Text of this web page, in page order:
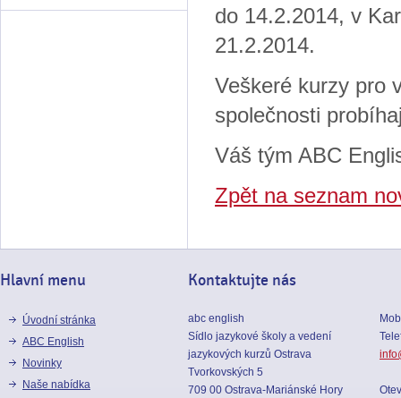
do 14.2.2014, v
21.2.2014.
Veškeré kurzy pro
společnosti
Váš tým ABC
Zpět na seznam
Hlavní menu
Úvodní stránka
ABC English
Novinky
Naše nabídka
Kontaktujte nás
abc english
Sídlo jazykové školy a vedení
jazykových kurzů Ostrava
Tvorkovských 5
709 00 Ostrava-Mariánské Hory